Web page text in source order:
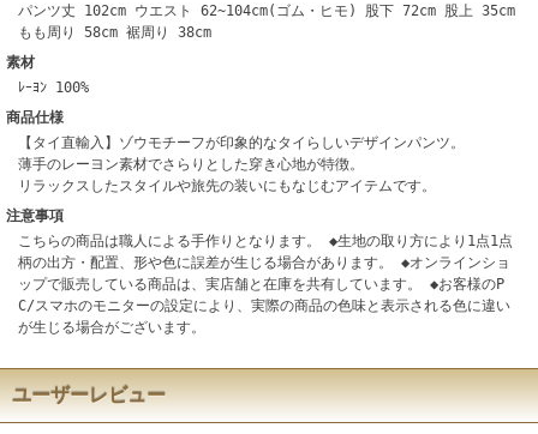
パンツ丈 102cm ウエスト 62~104cm(ゴム・ヒモ) 股下 72cm 股上 35cm
もも周り 58cm 裾周り 38cm
素材
ﾚｰﾖﾝ 100%
商品仕様
【タイ直輸入】ゾウモチーフが印象的なタイらしいデザインパンツ。
薄手のレーヨン素材でさらりとした穿き心地が特徴。
リラックスしたスタイルや旅先の装いにもなじむアイテムです。
注意事項
こちらの商品は職人による手作りとなります。 ◆生地の取り方により1点1点
柄の出方・配置、形や色に誤差が生じる場合があります。 ◆オンラインショ
ップで販売している商品は、実店舗と在庫を共有しています。 ◆お客様のP
C/スマホのモニターの設定により、実際の商品の色味と表示される色に違い
が生じる場合がございます。
ユーザーレビュー